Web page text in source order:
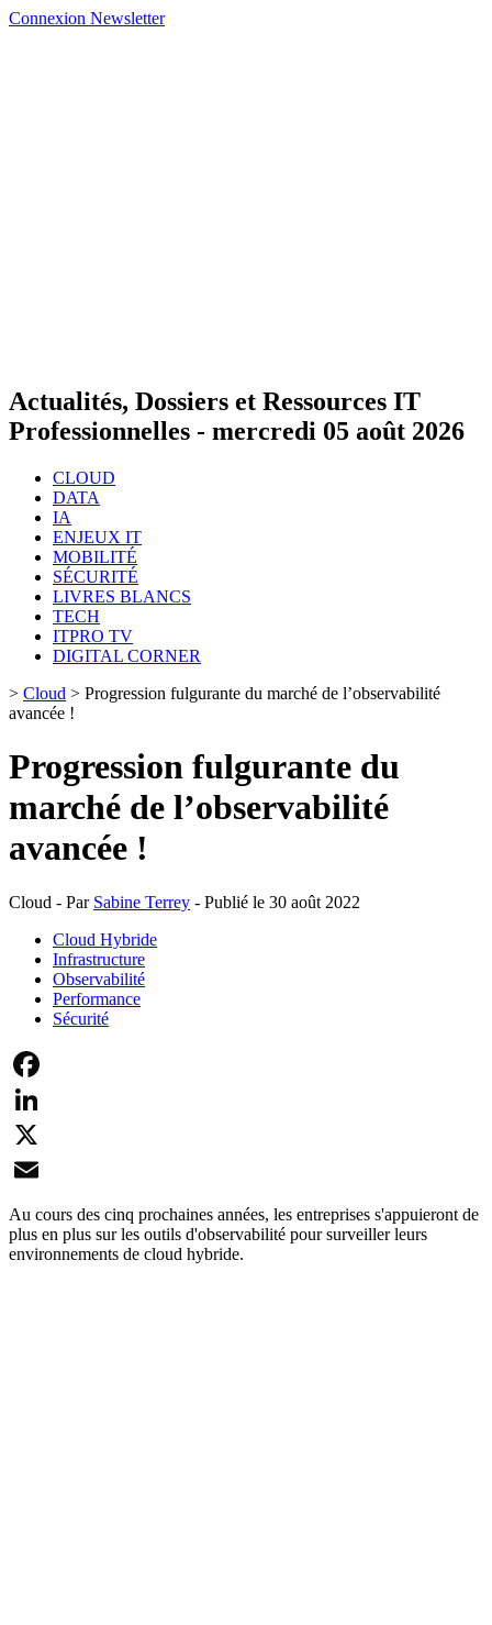
Connexion Newsletter
Actualités, Dossiers et Ressources IT
Professionnelles - mercredi 05 août 2026
CLOUD
DATA
IA
ENJEUX IT
MOBILITÉ
SÉCURITÉ
LIVRES BLANCS
TECH
ITPRO TV
DIGITAL CORNER
> Cloud > Progression fulgurante du marché de l’observabilité
avancée !
Progression fulgurante du
marché de l’observabilité
avancée !
Cloud - Par Sabine Terrey - Publié le 30 août 2022
Cloud Hybride
Infrastructure
Observabilité
Performance
Sécurité
Facebook
LinkedIn
X
Email
Au cours des cinq prochaines années, les entreprises s'appuieront de
plus en plus sur les outils d'observabilité pour surveiller leurs
environnements de cloud hybride.